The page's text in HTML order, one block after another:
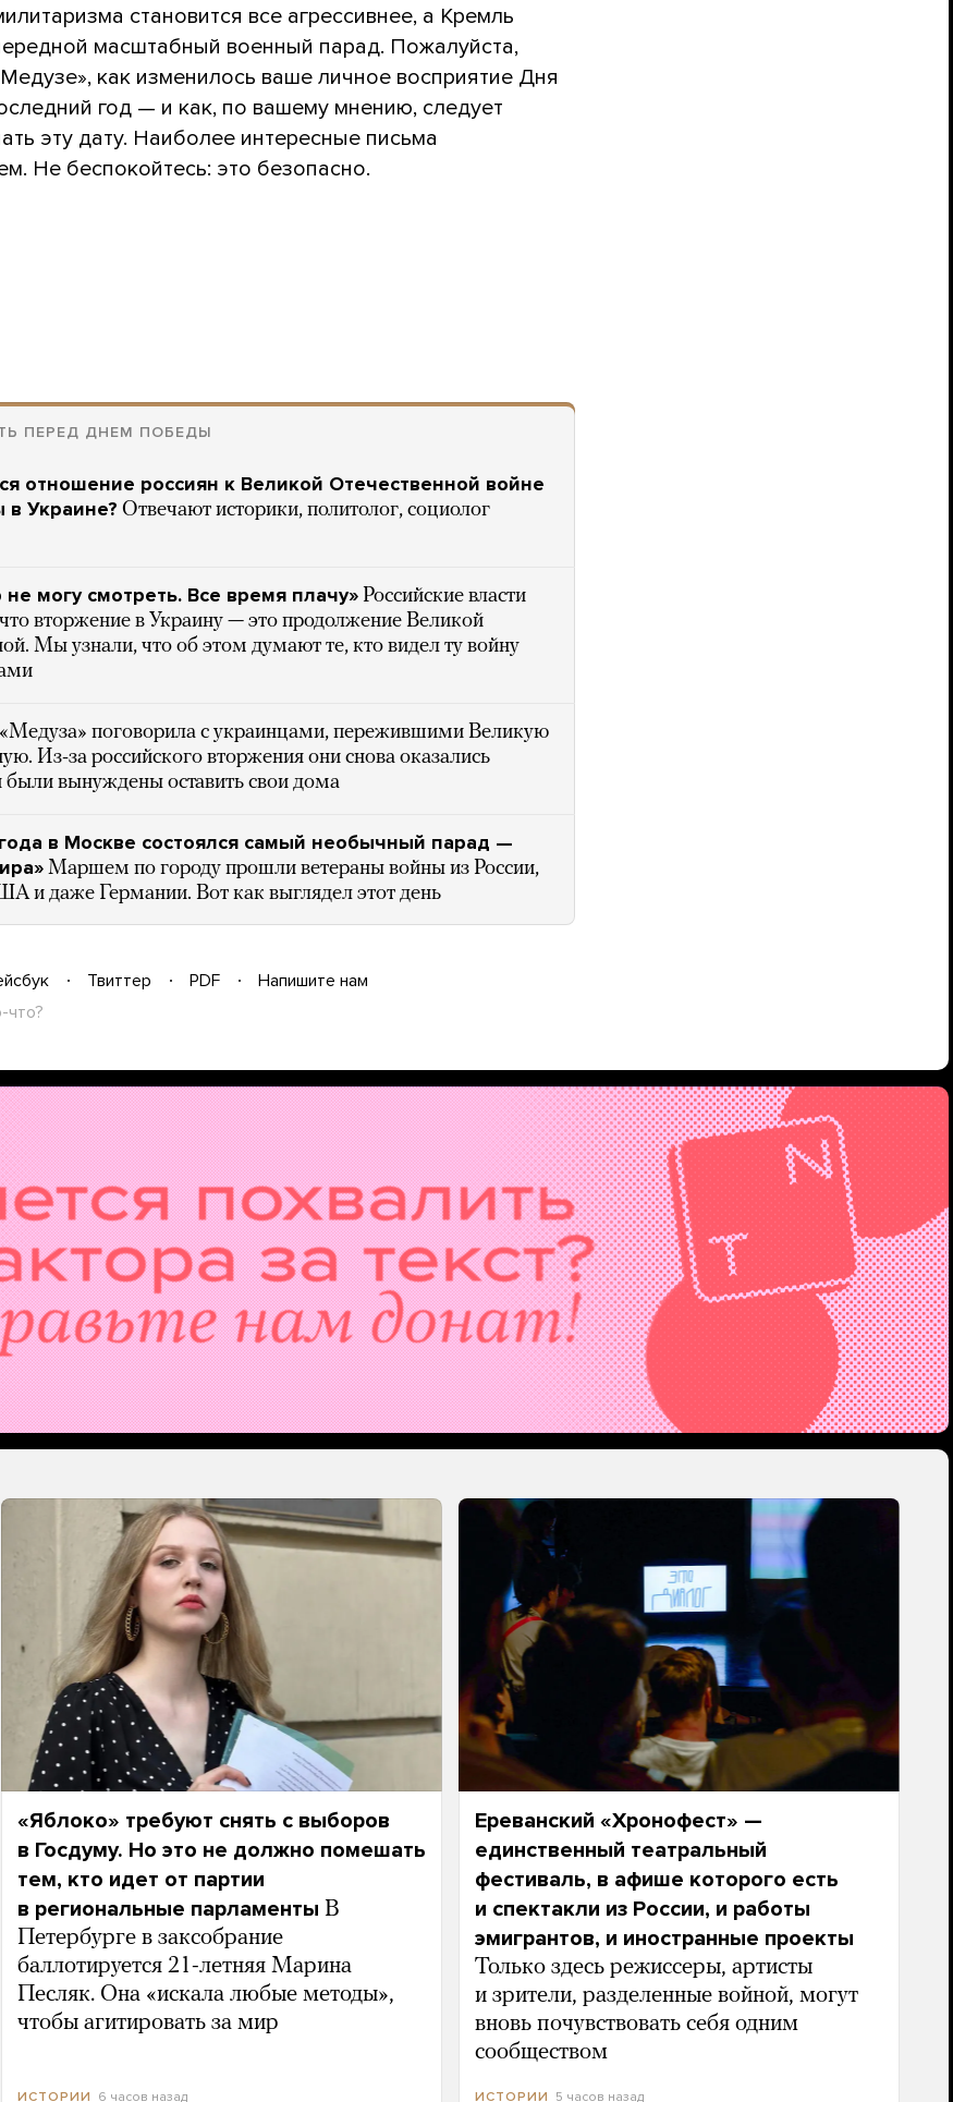
становится все агрессивнее, а Кремль
масштабный военный парад. Пожалуйста,
как изменилось ваше личное восприятие Дня
год — и как, по вашему мнению, следует
эту дату. Наиболее интересные письма
Не беспокойтесь: это безопасно.
ПЕРЕД ДНЕМ ПОБЕДЫ
отношение россиян к Великой Отечественной войне
в Украине? Отвечают историки, политолог, социолог
не могу смотреть. Все время плачу» Российские власти
вторжение в Украину — это продолжение Великой
Мы узнали, что об этом думают те, кто видел ту войну
«Медуза» поговорила с украинцами, пережившими Великую
Из-за российского вторжения они снова оказались
были вынуждены оставить свои дома
в Москве состоялся самый необычный парад —
Маршем по городу прошли ветераны войны из России,
и даже Германии. Вот как выглядел этот день
Твиттер PDF
Напишите нам
что?
«Яблоко» требуют снять с выборов
в Госдуму. Но это не должно помешать
тем, кто идет от партии
в региональные парламенты В
Петербурге в заксобрание
баллотируется 21-летняя Марина
Песляк. Она «искала любые методы»,
чтобы агитировать за мир
ИСТОРИИ 6 часов назад
Ереванский «Хронофест» —
единственный театральный
фестиваль, в афише которого есть
и спектакли из России, и работы
эмигрантов, и иностранные проекты
Только здесь режиссеры, артисты
и зрители, разделенные войной, могут
вновь почувствовать себя одним
сообществом
ИСТОРИИ 5 часов назад